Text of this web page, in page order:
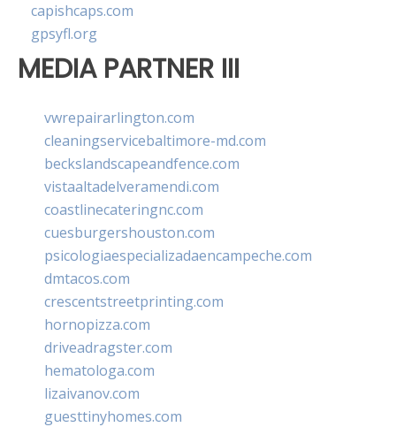
capishcaps.com
gpsyfl.org
MEDIA PARTNER III
vwrepairarlington.com
cleaningservicebaltimore-md.com
beckslandscapeandfence.com
vistaaltadelveramendi.com
coastlinecateringnc.com
cuesburgershouston.com
psicologiaespecializadaencampeche.com
dmtacos.com
crescentstreetprinting.com
hornopizza.com
driveadragster.com
hematologa.com
lizaivanov.com
guesttinyhomes.com